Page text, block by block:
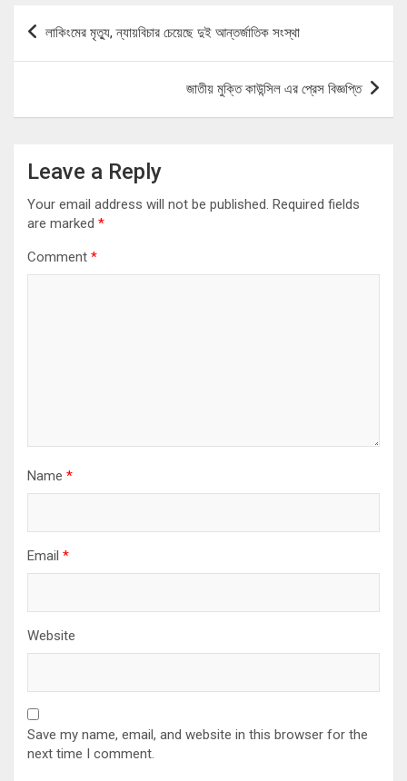
Post
navigation
লাকিংমের মৃত্যু, ন্যায়বিচার চেয়েছে দুই আন্তর্জাতিক সংস্থা
জাতীয় মুক্তি কাউন্সিল এর প্রেস বিজ্ঞপ্তি
Leave a Reply
Your email address will not be published. Required fields
are marked *
Comment *
Name *
Email *
Website
Save my name, email, and website in this browser for the
next time I comment.